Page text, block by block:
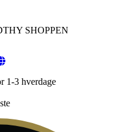
SHOPPEN
1-3 hverdage